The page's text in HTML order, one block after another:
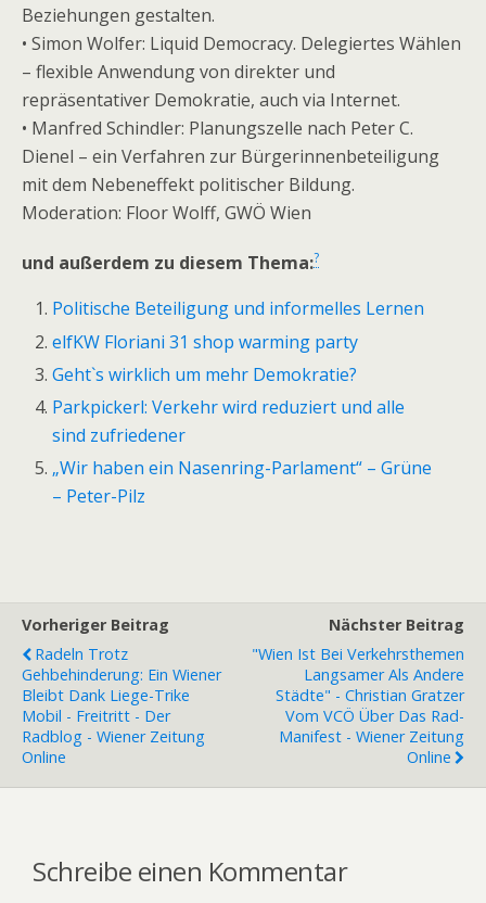
Beziehungen gestalten.
• Simon Wolfer: Liquid Democracy. Delegiertes Wählen
– flexible Anwendung von direkter und
repräsentativer Demokratie, auch via Internet.
• Manfred Schindler: Planungszelle nach Peter C.
Dienel – ein Verfahren zur Bürgerinnenbeteiligung
mit dem Nebeneffekt politischer Bildung.
Moderation: Floor Wolff, GWÖ Wien
und außerdem zu diesem Thema:?
Politische Beteiligung und informelles Lernen
elfKW Floriani 31 shop warming party
Geht`s wirklich um mehr Demokratie?
Parkpickerl: Verkehr wird reduziert und alle
sind zufriedener
„Wir haben ein Nasenring-Parlament“ – Grüne
– Peter-Pilz
Vorheriger Beitrag
Radeln Trotz
Gehbehinderung: Ein Wiener
Bleibt Dank Liege-Trike
Mobil - Freitritt - Der
Radblog - Wiener Zeitung
Online
Nächster Beitrag
"Wien Ist Bei Verkehrsthemen
Langsamer Als Andere
Städte" - Christian Gratzer
Vom VCÖ Über Das Rad-
Manifest - Wiener Zeitung
Online
Schreibe einen Kommentar